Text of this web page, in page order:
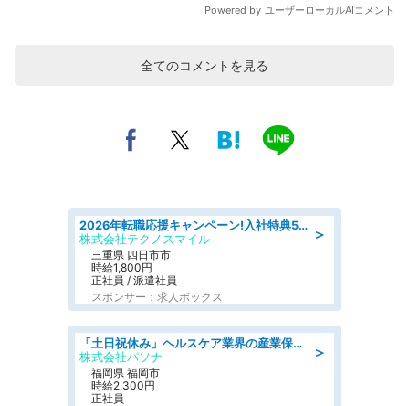
全てのコメントを見る
＞
2026年転職応援キャンペーン!入社特典58万円/デンソーで働こう!自動車工場で小型部品の検査業務 denso aichi
株式会社テクノスマイル
三重県 四日市市
時給1,800円
正社員 / 派遣社員
スポンサー：求人ボックス
＞
「土日祝休み」ヘルスケア業界の産業保健師/高時給/未経験OK/要資格:保健師、正看護師
株式会社パソナ
福岡県 福岡市
時給2,300円
正社員